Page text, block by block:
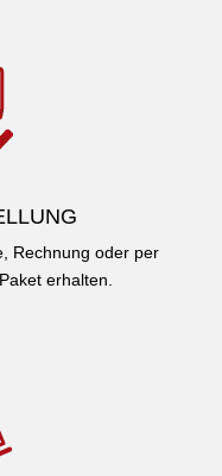
Rechnung oder per
erhalten.